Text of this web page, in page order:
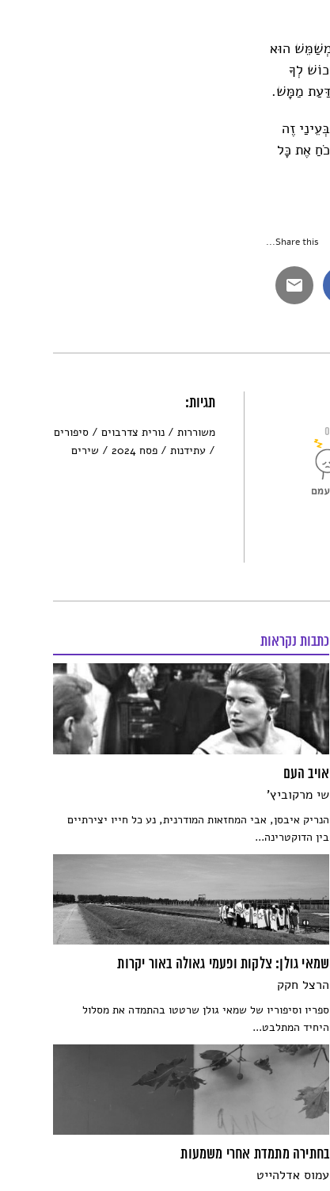
מְשַׁמֵּשׁ הוּא
לְךָ
מַמָּשׁ.
זֶה
אֶת כָּל
Share this...
0
תגיות:
משוררות נורית צדרבוים
סיפורים
עתידנות
פסח 2024 שירים
כתבות נקראות
אויב העם
שי מרקוביץ'
הנריק איבסן, אבי המחזאות המודרנית, נע כל חייו יצירתיים
בין הדוקטרינה...
שמאי גולן: צלקות ופעמי גאולה באור יקרות
הרצל חקק
ספריו וסיפוריו של שמאי גולן שרטטו בהתמדה את מסלול
היחיד המתלבט...
בחתירה מתמדת אחרי משמעות
עמוס אדלהייט